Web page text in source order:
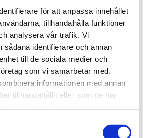
för att anpassa innehållet
tillhandahålla funktioner
analysera vår trafik. Vi
sådana identifierare och annan
till de sociala medier och
som vi samarbetar med.
informationen med annan
tillhandahållit eller som de har
Beställningsvara, lev. tid: 1-2
003-206L
0,0005 kg
8.